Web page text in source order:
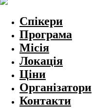
Спікери
Програма
Місія
Локація
Ціни
Організатори
Контакти